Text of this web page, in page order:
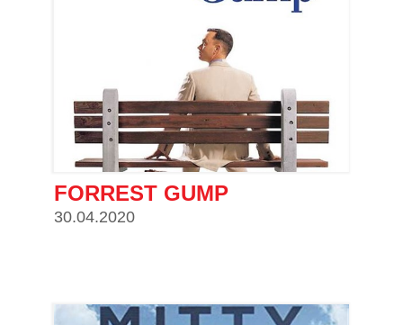
FORREST GUMP
30.04.2020